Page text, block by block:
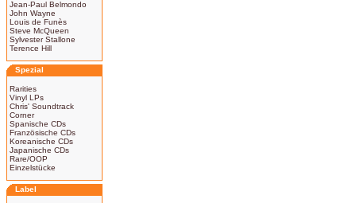
Jean-Paul Belmondo
John Wayne
Louis de Funès
Steve McQueen
Sylvester Stallone
Terence Hill
Spezial
Rarities
Vinyl LPs
Chris' Soundtrack
Corner
Spanische CDs
Französische CDs
Koreanische CDs
Japanische CDs
Rare/OOP
Einzelstücke
Label